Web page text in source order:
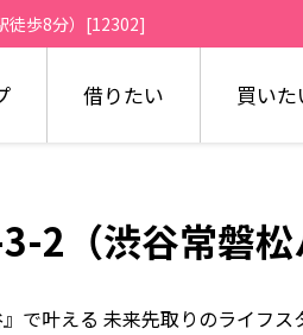
徒歩8分）[12302]
借りたい 買いた
2（渋谷常磐
で叶える 未来先取りのライフス